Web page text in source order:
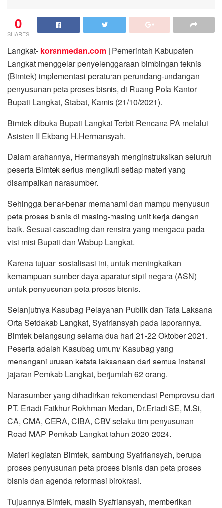
0
SHARES
Langkat- koranmedan.com | Pemerintah Kabupaten
Langkat menggelar penyelenggaraan bimbingan teknis
(Bimtek) implementasi peraturan perundang-undangan
penyusunan peta proses bisnis, di Ruang Pola Kantor
Bupati Langkat, Stabat, Kamis (21/10/2021).
Bimtek dibuka Bupati Langkat Terbit Rencana PA melalui
Asisten II Ekbang H.Hermansyah.
Dalam arahannya, Hermansyah menginstruksikan seluruh
peserta Bimtek serius mengikuti setiap materi yang
disampaikan narasumber.
Sehingga benar-benar memahami dan mampu menyusun
peta proses bisnis di masing-masing unit kerja dengan
baik. Sesuai cascading dan renstra yang mengacu pada
visi misi Bupati dan Wabup Langkat.
Karena tujuan sosialisasi ini, untuk meningkatkan
kemampuan sumber daya aparatur sipil negara (ASN)
untuk penyusunan peta proses bisnis.
Selanjutnya Kasubag Pelayanan Publik dan Tata Laksana
Orta Setdakab Langkat, Syafriansyah pada laporannya.
Bimtek belangsung selama dua hari 21-22 Oktober 2021.
Peserta adalah Kasubag umum/ Kasubag yang
menangani urusan ketata laksanaan dari semua instansi
jajaran Pemkab Langkat, berjumlah 62 orang.
Narasumber yang dihadirkan rekomendasi Pemprovsu dari
PT. Eriadi Fatkhur Rokhman Medan, Dr.Eriadi SE, M.Si,
CA, CMA, CERA, CIBA, CBV selaku tim penyusunan
Road MAP Pemkab Langkat tahun 2020-2024.
Materi kegiatan Bimtek, sambung Syafriansyah, berupa
proses penyusunan peta proses bisnis dan peta proses
bisnis dan agenda reformasi birokrasi.
Tujuannya Bimtek, masih Syafriansyah, memberikan